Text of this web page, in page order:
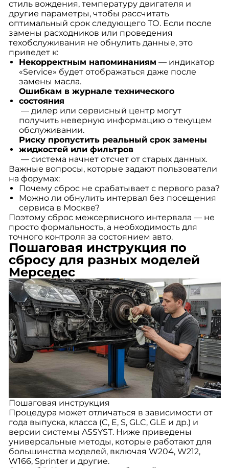
стиль вождения, температуру двигателя и
другие параметры, чтобы рассчитать
оптимальный срок следующего ТО. Если после
замены расходников или проведения
техобслуживания не обнулить данные, это
приведет к:
Некорректным напоминаниям — индикатор
«Service» будет отображаться даже после
замены масла.
Ошибкам в журнале технического
состояния
— дилер или сервисный центр могут
получить неверную информацию о текущем
обслуживании.
Риску пропустить реальный срок замены
жидкостей или фильтров
— система начнет отсчет от старых данных.
Важные вопросы, которые задают пользователи
на форумах:
Почему сброс не срабатывает с первого раза?
Можно ли обнулить интервал без посещения
сервиса в Москве?
Поэтому сброс межсервисного интервала — не
просто формальность, а необходимость для
точного контроля за состоянием авто.
Пошаговая инструкция по
сбросу для разных моделей
Мерседес
Пошаговая инструкция
Процедура может отличаться в зависимости от
года выпуска, класса (C, E, S, GLC, GLE и др.) и
версии системы ASSYST. Ниже приведены
универсальные методы, которые работают для
большинства моделей, включая W204, W212,
W166, Sprinter и другие.